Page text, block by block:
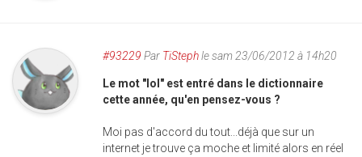
#93229 Par TiStephle sam 23/06/2012 à 14h20
Le mot "lol" est entré dans le dictionnaire
cette année, qu'en pensez-vous ?
Moi pas d'accord du tout...déjà que sur un
internet je trouve ça moche et limité alors en réel